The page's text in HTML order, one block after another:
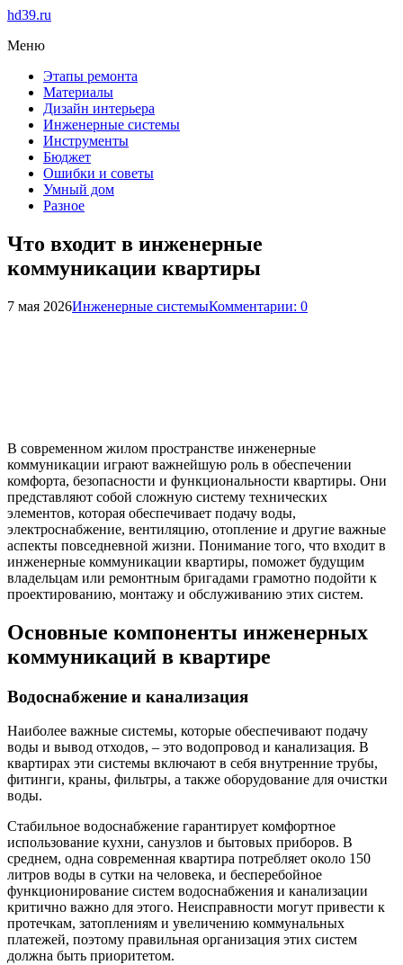
hd39.ru
Меню
Этапы ремонта
Материалы
Дизайн интерьера
Инженерные системы
Инструменты
Бюджет
Ошибки и советы
Умный дом
Разное
Что входит в инженерные
коммуникации квартиры
7 мая 2026Инженерные системыКомментарии: 0
В современном жилом пространстве инженерные
коммуникации играют важнейшую роль в обеспечении
комфорта, безопасности и функциональности квартиры. Они
представляют собой сложную систему технических
элементов, которая обеспечивает подачу воды,
электроснабжение, вентиляцию, отопление и другие важные
аспекты повседневной жизни. Понимание того, что входит в
инженерные коммуникации квартиры, поможет будущим
владельцам или ремонтным бригадами грамотно подойти к
проектированию, монтажу и обслуживанию этих систем.
Основные компоненты инженерных
коммуникаций в квартире
Водоснабжение и канализация
Наиболее важные системы, которые обеспечивают подачу
воды и вывод отходов, – это водопровод и канализация. В
квартирах эти системы включают в себя внутренние трубы,
фитинги, краны, фильтры, а также оборудование для очистки
воды.
Стабильное водоснабжение гарантирует комфортное
использование кухни, санузлов и бытовых приборов. В
среднем, одна современная квартира потребляет около 150
литров воды в сутки на человека, и бесперебойное
функционирование систем водоснабжения и канализации
критично важно для этого. Неисправности могут привести к
протечкам, затоплениям и увеличению коммунальных
платежей, поэтому правильная организация этих систем
должна быть приоритетом.